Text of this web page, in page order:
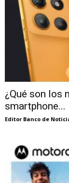
¿Qué son los
smartphone...
Editor Banco de